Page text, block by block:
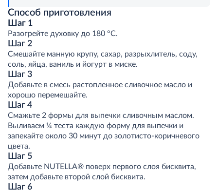
Способ приготовления
Шаг 1
Разогрейте духовку до 180 °C.
Шаг 2
Смешайте манную крупу, сахар, разрыхлитель, соду,
соль, яйца, ваниль и йогурт в миске.
Шаг 3
Добавьте в смесь растопленное сливочное масло и
хорошо перемешайте.
Шаг 4
Смажьте 2 формы для выпечки сливочным маслом.
Выливаем ¼ теста каждую форму для выпечки и
запекайте около 30 минут до золотисто-коричневого
цвета.
Шаг 5
Добавьте NUTELLA® поверх первого слоя бисквита,
затем добавьте второй слой бисквита.
Шаг 6